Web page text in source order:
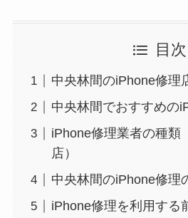
目次
中央林間のiPhone修理
中央林間でおすすめの
iPhone修理業者の種類
店）
中央林間のiPhone修理
iPhone修理を利用する